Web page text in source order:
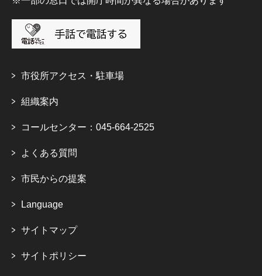
市役所アクセス・駐車場
組織案内
コールセンター：045-664-2525
よくある質問
市民からの提案
Language
サイトマップ
サイトポリシー